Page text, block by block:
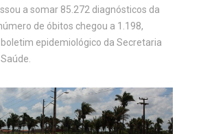
a somar 85.272 diagnósticos da
de óbitos chegou a 1.198,
epidemiológico da Secretaria